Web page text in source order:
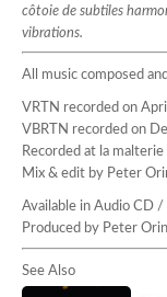
côtoie de subtiles
vibrations.
All music composed
VRTN recorded on
VBRTN recorded on
Recorded at la malterie
Mix & edit by Peter
Available in Audio CD
Produced by Peter
See Also